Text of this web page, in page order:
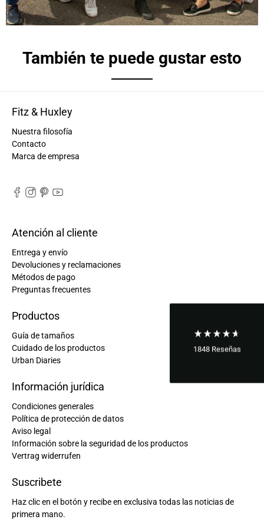
1848 Reseñas
También te puede gustar esto
Fitz & Huxley
Nuestra filosofía
Contacto
Marca de empresa
Atención al cliente
Entrega y envío
Devoluciones y reclamaciones
Métodos de pago
Preguntas frecuentes
Productos
Guía de tamaños
Cuidado de los productos
Urban Diaries
Información jurídica
Condiciones generales
Política de protección de datos
Aviso legal
Información sobre la seguridad de los productos
Vertrag widerrufen
Suscribete
Haz clic en el botón y recibe en exclusiva todas las noticias de
primera mano.